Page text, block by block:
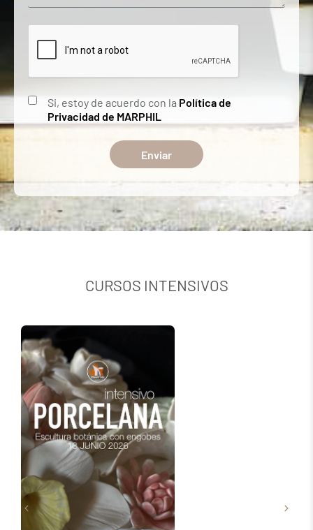
Si, estoy de acuerdo con la Política de
Privacidad de MARPHIL
Enviar
CURSOS INTENSIVOS